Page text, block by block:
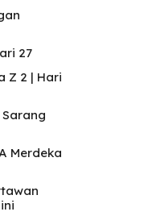
27
Z 2 | Hari
Merdeka